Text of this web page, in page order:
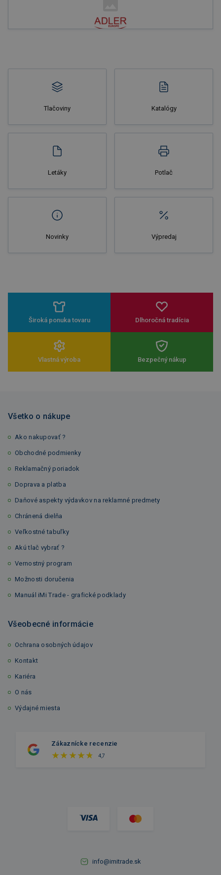
Tlačoviny Katalógy
Letáky Potlač
Novinky Výpredaj
Široká ponuka tovaru Dlhoročná tradícia
Vlastná výroba Bezpečný nákup
Všetko o nákupe
Ako nakupovať ?
Obchodné podmienky
Reklamačný poriadok
Doprava a platba
Daňové aspekty výdavkov na reklamné predmety
Chránená dielňa
Veľkostné tabuľky
Akú tlač vybrať ?
Vernostný program
Možnosti doručenia
Manuál iMi Trade - grafické podklady
Všeobecné informácie
Ochrana osobných údajov
Kontakt
Kariéra
O nás
Výdajné miesta
Zákaznícke recenzie
4,7
info@imitrade.sk